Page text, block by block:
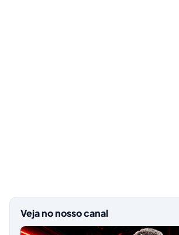
Veja no nosso canal